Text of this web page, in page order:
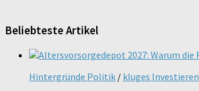
Beliebteste Artikel
Hintergründe Politik / kluges Investieren